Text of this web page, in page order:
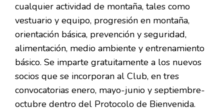
cualquier actividad de montaña, tales como
vestuario y equipo, progresión en montaña,
orientación básica, prevención y seguridad,
alimentación, medio ambiente y entrenamiento
básico. Se imparte gratuitamente a los nuevos
socios que se incorporan al Club, en tres
convocatorias enero, mayo-junio y septiembre-
octubre dentro del Protocolo de Bienvenida.